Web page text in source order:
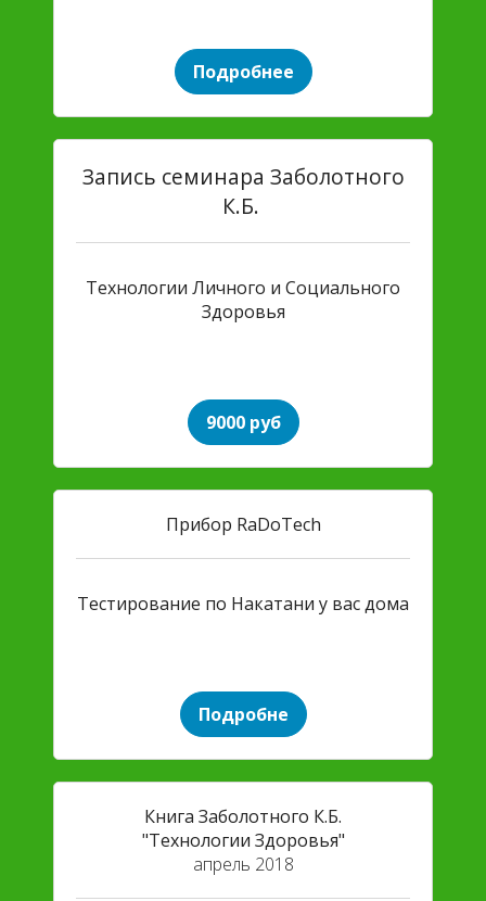
Подробнее
Запись семинара Заболотного
К.Б.
Технологии Личного и Социального
Здоровья
9000 руб
Прибор RaDoTech
Тестирование по Накатани у вас дома
Подробне
Книга Заболотного К.Б.
"Технологии Здоровья"
апрель 2018